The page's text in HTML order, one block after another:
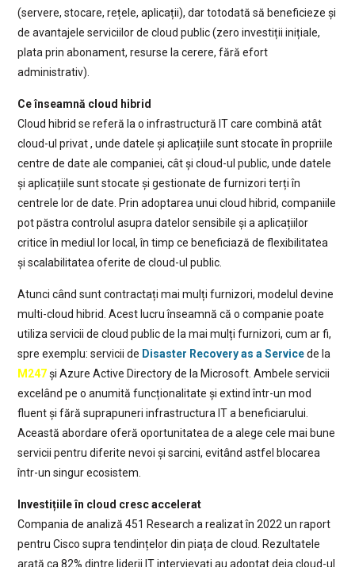
(servere, stocare, rețele, aplicații), dar totodată să beneficieze și
de avantajele serviciilor de cloud public (zero investiții inițiale,
plata prin abonament, resurse la cerere, fără efort
administrativ).
Ce înseamnă cloud hibrid
Cloud hibrid se referă la o infrastructură IT care combină atât
cloud-ul privat , unde datele și aplicațiile sunt stocate în propriile
centre de date ale companiei, cât și cloud-ul public, unde datele
și aplicațiile sunt stocate și gestionate de furnizori terți în
centrele lor de date. Prin adoptarea unui cloud hibrid, companiile
pot păstra controlul asupra datelor sensibile și a aplicațiilor
critice în mediul lor local, în timp ce beneficiază de flexibilitatea
și scalabilitatea oferite de cloud-ul public.
Atunci când sunt contractați mai mulți furnizori, modelul devine
multi-cloud hibrid. Acest lucru înseamnă că o companie poate
utiliza servicii de cloud public de la mai mulți furnizori, cum ar fi,
spre exemplu: servicii de Disaster Recovery as a Servicede la
M247și Azure Active Directory de la Microsoft. Ambele servicii
excelând pe o anumită funcționalitate și extind într-un mod
fluent și fără suprapuneri infrastructura IT a beneficiarului.
Această abordare oferă oportunitatea de a alege cele mai bune
servicii pentru diferite nevoi și sarcini, evitând astfel blocarea
într-un singur ecosistem.
Investițiile în cloud cresc accelerat
Compania de analiză 451 Research a realizat în 2022 un raport
pentru Cisco supra tendințelor din piața de cloud. Rezultatele
arată ca 82% dintre liderii IT intervievați au adoptat deja cloud-ul